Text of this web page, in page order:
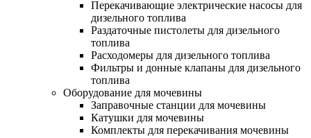
Перекачивающие электрические насосы для
дизельного топлива
Раздаточные пистолеты для дизельного
топлива
Расходомеры для дизельного топлива
Фильтры и донные клапаны для дизельного
топлива
Оборудование для мочевины
Заправочные станции для мочевины
Катушки для мочевины
Комплекты для перекачивания мочевины